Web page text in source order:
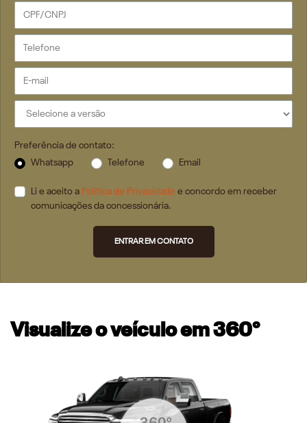
Preferência de contato:
Whatsapp
Telefone Email
Li e aceito a Política de Privacidade e concordo em receber
comunicações da concessionária.
ENTRAR EM CONTATO
Visualize o veículo em 360°